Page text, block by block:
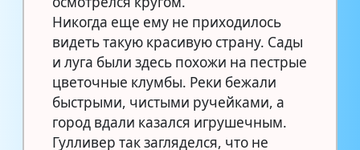
Никогда еще ему не приходилось
видеть такую красивую страну. Сады
и луга были здесь похожи на пестрые
цветочные клумбы. Реки бежали
быстрыми, чистыми ручейками, а
город вдали казался игрушечным.
Гулливер так загляделся, что не